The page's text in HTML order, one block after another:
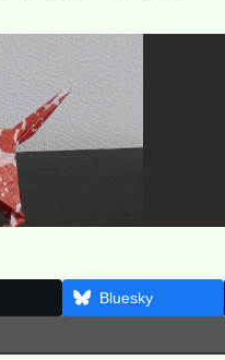
Bluesky